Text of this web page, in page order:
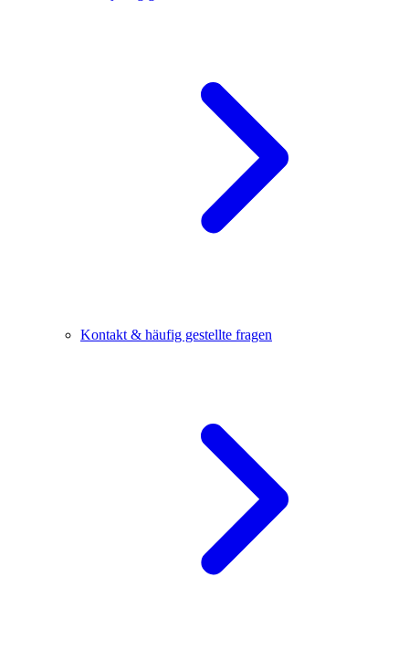
Kontakt & häufig gestellte fragen